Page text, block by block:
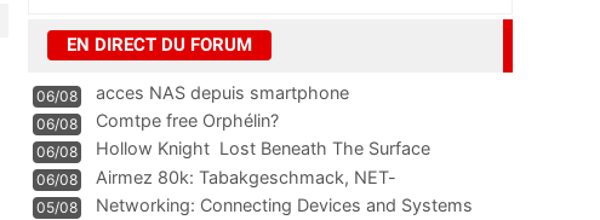
EN DIRECT DU FORUM
06/08 acces NAS depuis smartphone
06/08 Comtpe free Orphélin?
06/08 Hollow Knight  Lost Beneath The Surface
06/08
Airmez 80k: Tabakgeschmack, NET-
Technologie und Leistung im
05/08 Networking: Connecting Devices and Systems